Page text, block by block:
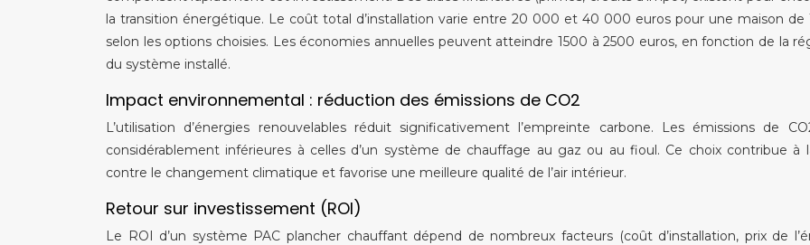
la transition énergétique. Le coût total d’installation varie entre 20 000 et 40 000 euros pour une maison de
selon les options choisies. Les économies annuelles peuvent atteindre 1500 à 2500 euros, en fonction de la
du système installé.
Impact environnemental : réduction des émissions de CO2
L’utilisation d’énergies renouvelables réduit significativement l’empreinte carbone. Les émissions de
considérablement inférieures à celles d’un système de chauffage au gaz ou au fioul. Ce choix contribue à
contre le changement climatique et favorise une meilleure qualité de l’air intérieur.
Retour sur investissement (ROI)
Le ROI d’un système PAC plancher chauffant dépend de nombreux facteurs (coût d’installation, prix de